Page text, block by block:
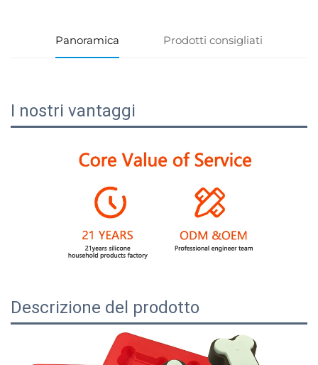
Panoramica Prodotti consigliati
I nostri vantaggi
Descrizione del prodotto